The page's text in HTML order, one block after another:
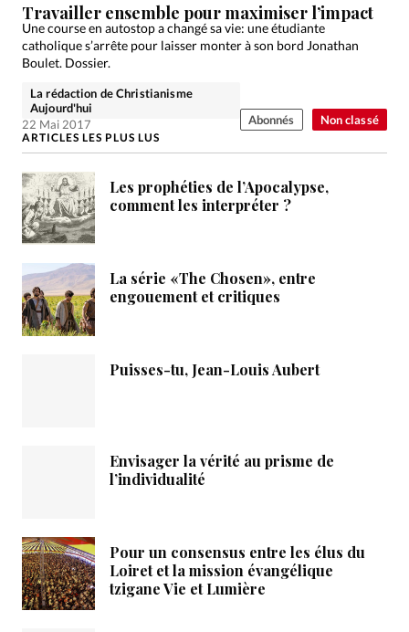
Non classé
Travailler ensemble pour maximiser l’impact
Une course en autostop a changé sa vie: une étudiante
catholique s’arrête pour laisser monter à son bord Jonathan
Boulet. Dossier.
La rédaction de Christianisme
Aujourd'hui
22 Mai 2017
Abonnés
ARTICLES LES PLUS LUS
Les prophéties de l’Apocalypse,
comment les interpréter ?
La série «The Chosen», entre
engouement et critiques
Puisses-tu, Jean-Louis Aubert
Envisager la vérité au prisme de
l’individualité
Pour un consensus entre les élus du
Loiret et la mission évangélique
tzigane Vie et Lumière